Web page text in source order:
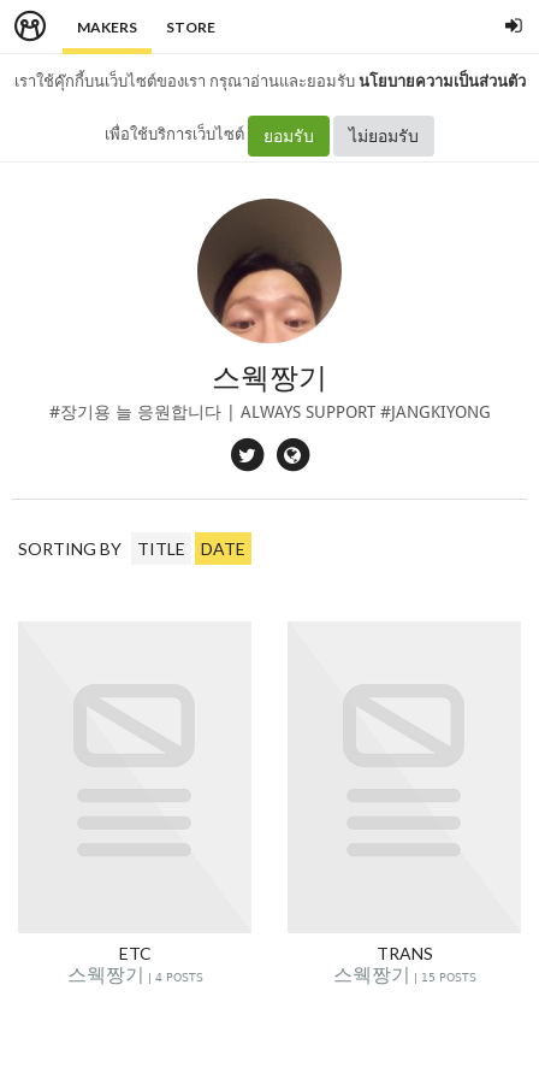
MAKERS STORE
เราใช้คุ๊กกี้บนเว็บไซต์ของเรา กรุณาอ่านและยอมรับนโยบายความเป็นส่วนตัว
เพื่อใช้บริการเว็บไซต์ ยอมรับ ไม่ยอมรับ
스웩짱기
#장기용 늘 응원합니다 | ALWAYS SUPPORT #JANGKIYONG
SORTING BY TITLE DATE
ETC
스웩짱기 | 4 POSTS
TRANS
스웩짱기 | 15 POSTS